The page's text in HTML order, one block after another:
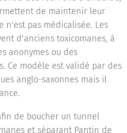
de maintenir leur
n'est pas médicalisée. Les
d'anciens toxicomanes, à
anonymes ou des
Ce modèle est validé par des
anglo-saxonnes mais il
de boucher un tunnel
et séparant Pantin de